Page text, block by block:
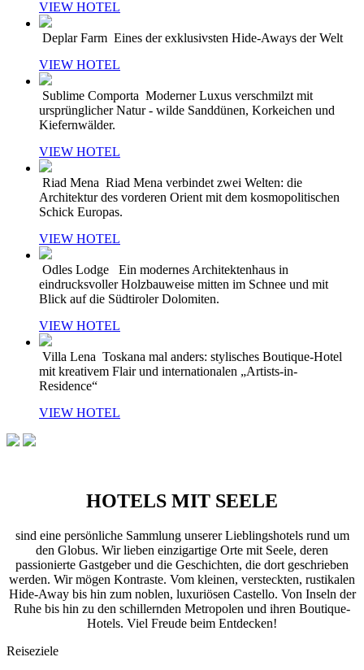
VIEW HOTEL
Deplar Farm Eines der exklusivsten Hide-Aways der Welt
VIEW HOTEL
Sublime Comporta Moderner Luxus verschmilzt mit
ursprünglicher Natur - wilde Sanddünen, Korkeichen und
Kiefernwälder.
VIEW HOTEL
Riad Mena Riad Mena verbindet zwei Welten: die
Architektur des vorderen Orient mit dem kosmopolitischen
Schick Europas.
VIEW HOTEL
Odles Lodge
Ein modernes Architektenhaus in
eindrucksvoller Holzbauweise mitten im Schnee und mit
Blick auf die Südtiroler Dolomiten.
VIEW HOTEL
Villa Lena Toskana mal anders: stylisches Boutique-Hotel
mit kreativem Flair und internationalen „Artists-in-
Residence“
VIEW HOTEL
HOTELS MIT SEELE
sind eine persönliche Sammlung unserer Lieblingshotels rund um
den Globus. Wir lieben einzigartige Orte mit Seele, deren
passionierte Gastgeber und die Geschichten, die dort geschrieben
werden. Wir mögen Kontraste. Vom kleinen, versteckten, rustikalen
Hide-Away bis hin zum noblen, luxuriösen Castello. Von Inseln der
Ruhe bis hin zu den schillernden Metropolen und ihren Boutique-
Hotels. Viel Freude beim Entdecken!
Reiseziele